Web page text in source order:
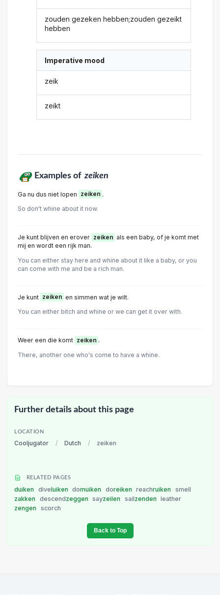
zouden gezeken hebben;zouden gezeikt
hebben
Imperative mood
zeik
zeikt
Examples of zeiken
Ga nu dus niet lopen zeiken .
So don't whine about it now.
Je kunt blijven en erover zeiken als een baby, of je komt met
mij en wordt een rijk man.
You can either stay here and whine about it like a baby, or you
can come with me and be a rich man.
Je kunt zeiken en simmen wat je wilt.
You can either bitch and whine or we can get it over with.
Weer een die komt zeiken .
There, another one who's come to have a whine.
Further details about this page
LOCATION
Cooljugator / Dutch / zeiken
RELATED PAGES
duiken diveluiken domuiken doreiken reachruiken
smell
zakken
descendzeggen sayzeilen sailzenden
leather
zengen
scorch
Back to Top